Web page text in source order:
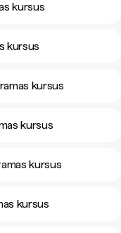
kursus
kursus
kursus
kursus
kursus
kursus